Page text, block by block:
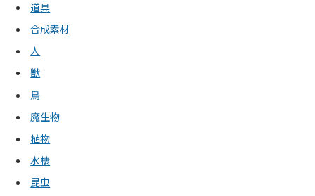
道具
合成素材
人
獣
鳥
魔生物
植物
水棲
昆虫